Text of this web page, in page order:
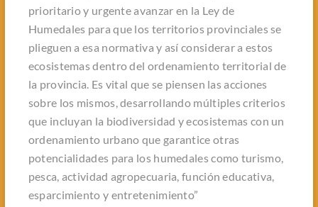
prioritario y urgente avanzar en la Ley de
Humedales para que los territorios provinciales se
plieguen a esa normativa y así considerar a estos
ecosistemas dentro del ordenamiento territorial de
la provincia. Es vital que se piensen las acciones
sobre los mismos, desarrollando múltiples criterios
que incluyan la biodiversidad y ecosistemas con un
ordenamiento urbano que garantice otras
potencialidades para los humedales como turismo,
pesca, actividad agropecuaria, función educativa,
esparcimiento y entretenimiento”